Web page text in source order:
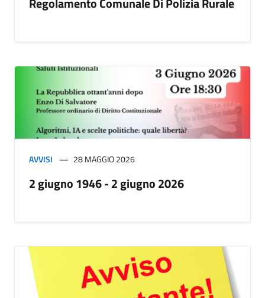
AVVISI 28 MAGGIO 2026
2 giugno 1946 - 2 giugno 2026